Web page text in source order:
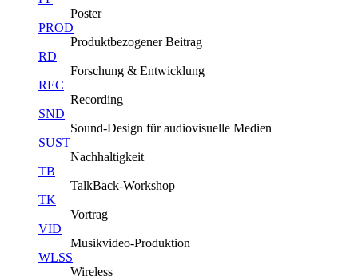
Poster
PROD
Produktbezogener Beitrag
RD
Forschung & Entwicklung
REC
Recording
SND
Sound-Design für audiovisuelle Medien
SUST
Nachhaltigkeit
TB
TalkBack-Workshop
TK
Vortrag
VID
Musikvideo-Produktion
WLSS
Wireless